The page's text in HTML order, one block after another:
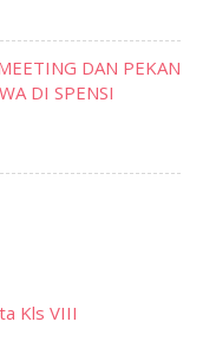
DAN PEKAN
DI SPENSI
Kls VIII